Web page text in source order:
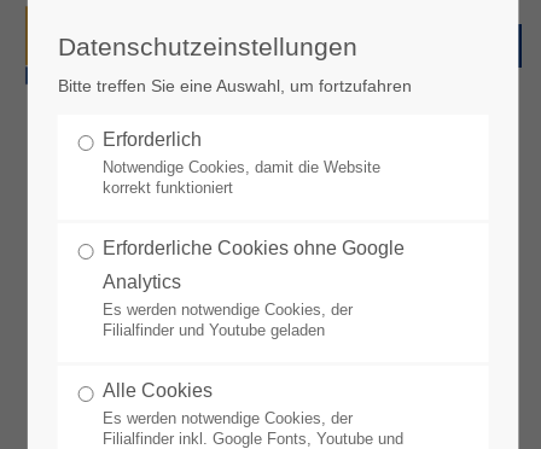
Angebote KW 32 / 2026
08.08.2026
Sie finden Sie hier als PDF ab dem 02.08.2026.
Datenschutzeinstellungen
Bitte treffen Sie eine Auswahl, um fortzufahren
Erforderlich
Notwendige Cookies, damit die Website
korrekt funktioniert
Erforderliche Cookies ohne Google
Analytics
Es werden notwendige Cookies, der
Filialfinder und Youtube geladen
Alle Cookies
Es werden notwendige Cookies, der
Filialfinder inkl. Google Fonts, Youtube und